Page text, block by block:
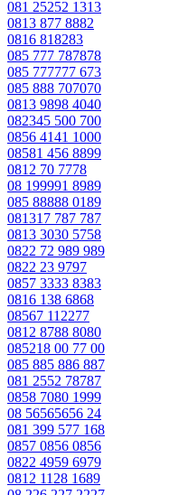
081 25252 1313
0813 877 8882
0816 818283
085 777 787878
085 777777 673
085 888 707070
0813 9898 4040
082345 500 700
0856 4141 1000
08581 456 8899
0812 70 7778
08 199991 8989
085 88888 0189
081317 787 787
0813 3030 5758
0822 72 989 989
0822 23 9797
0857 3333 8383
0816 138 6868
08567 112277
0812 8788 8080
085218 00 77 00
085 885 886 887
081 2552 78787
0858 7080 1999
08 56565656 24
081 399 577 168
0857 0856 0856
0822 4959 6979
0812 1128 1689